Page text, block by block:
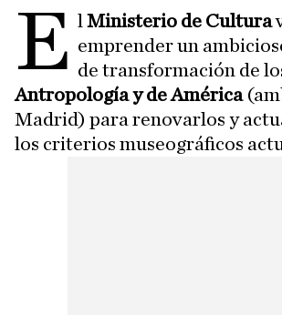
E lMinisterio de Cultura
emprender un
de transformación de
Antropología y de América
Madrid) para renovarlos y
los criterios museográficos